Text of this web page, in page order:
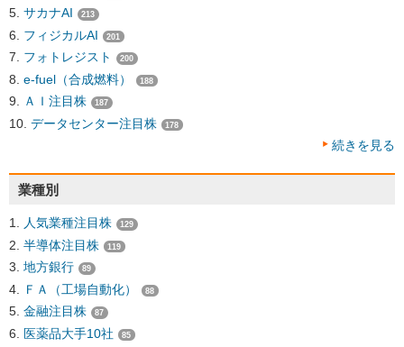
サカナAI 213
フィジカルAI 201
フォトレジスト 200
e-fuel（合成燃料） 188
ＡＩ注目株 187
データセンター注目株 178
続きを見る
業種別
人気業種注目株 129
半導体注目株 119
地方銀行 89
ＦＡ（工場自動化） 88
金融注目株 87
医薬品大手10社 85